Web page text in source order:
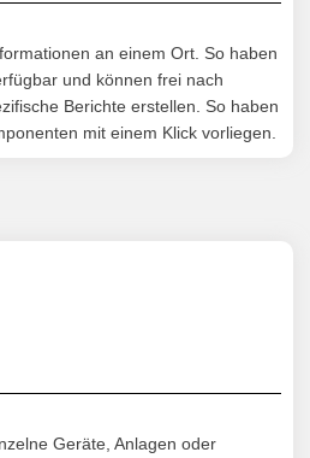
an einem Ort. So haben
und können frei nach
Berichte erstellen. So haben
mit einem Klick vorliegen.
Geräte, Anlagen oder